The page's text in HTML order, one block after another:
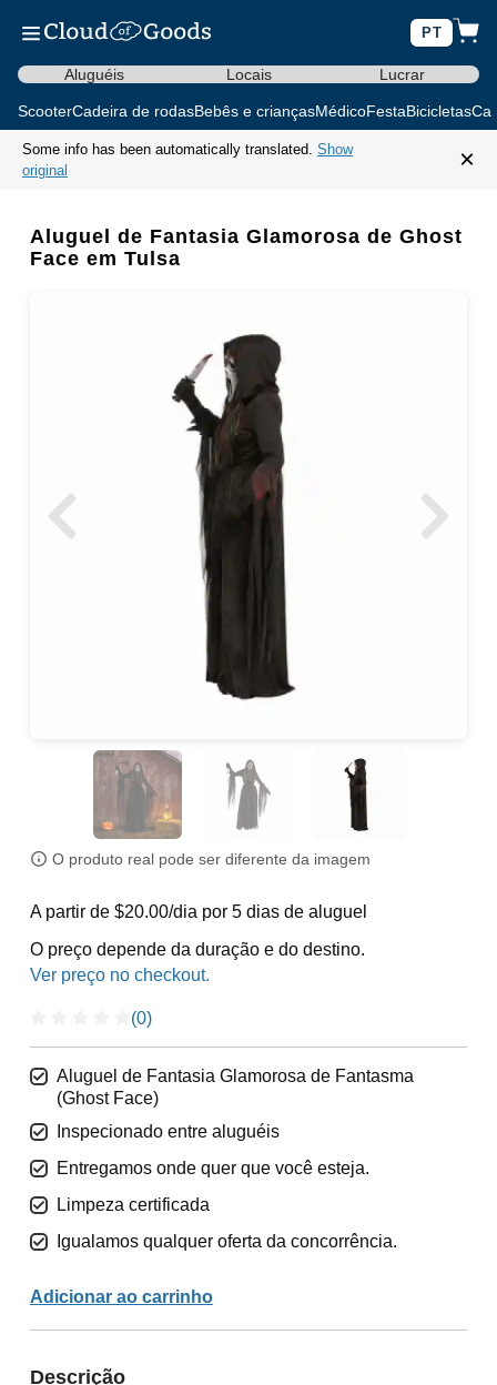
PT
Aluguéis Locais Lucrar
ScooterCadeira de rodasBebês e criançasMédicoFestaBicicletas
Some info has been automatically translated. Show
original
×
Aluguel de Fantasia Glamorosa de Ghost
Face em Tulsa
O produto real pode ser diferente da imagem
A partir de $20.00/dia por 5 dias de aluguel
O preço depende da duração e do destino.
(0)
Aluguel de Fantasia Glamorosa de Fantasma
(Ghost Face)
Inspecionado entre aluguéis
Entregamos onde quer que você esteja.
Limpeza certificada
Igualamos qualquer oferta da concorrência.
Adicionar ao carrinho
Descrição